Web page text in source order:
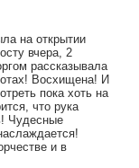
на открытии
вчера, 2
рассказывала
Восхищена! И
пока хоть на
что рука
Чудесные
и в